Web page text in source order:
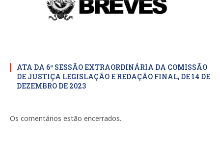
ATA DA 6ª SESSÃO EXTRAORDINÁRIA DA COMISSÃO
DE JUSTIÇA LEGISLAÇÃO E REDAÇÃO FINAL, DE 14 DE
DEZEMBRO DE 2023
Os comentários estão encerrados.